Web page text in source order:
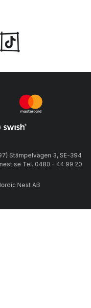
Stämpelvägen 3, SE-394
Tel. 0480 - 44 99 20
Nest AB